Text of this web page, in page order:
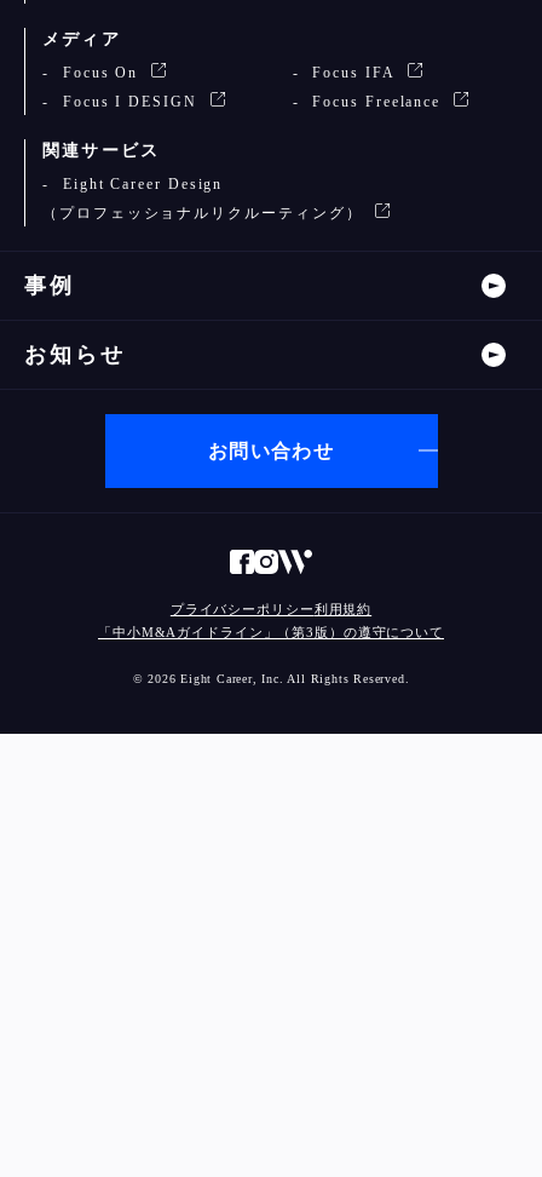
メディア
Focus On
Focus IFA
Focus I DESIGN
Focus Freelance
関連サービス
Eight Career Design
（プロフェッショナルリクルーティング）
事例
お知らせ
お問い合わせ
プライバシーポリシー利用規約
「中小M&Aガイドライン」（第3版）の遵守について
© 2026 Eight Career, Inc. All Rights Reserved.